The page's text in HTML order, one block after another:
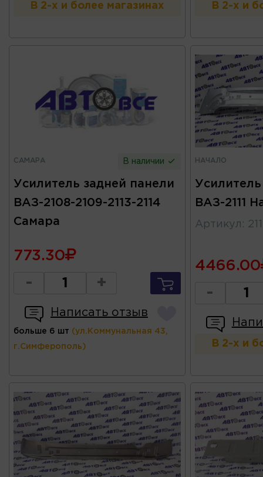
В 2-х и более магазинах В 2-х и
САМАРА В наличии
Усилитель задней панели
ВАЗ-2108-2109-2113-2114
Самара
773.30
- +
Написать отзыв
больше 6 шт (ул.Коммунальная 43,
г.Симферополь)
НАЧАЛО
ВАЗ-2111
Артикул :
4466.00
-
В 2-х и